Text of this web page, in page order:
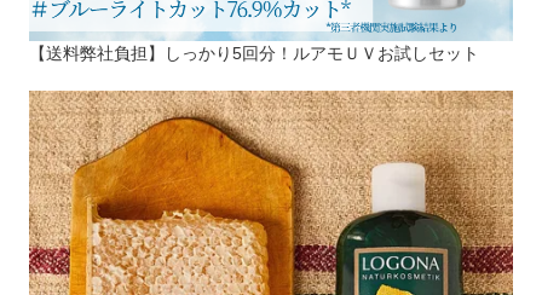
【送料弊社負担】しっかり5回分！ルアモＵＶお試しセット